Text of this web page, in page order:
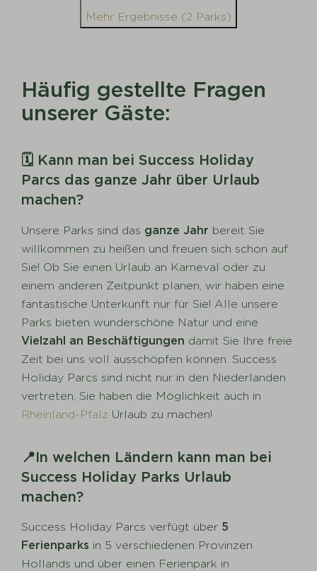
Mehr Ergebnisse (2 Parks)
Häufig gestellte Fragen
unserer Gäste:
🗓️ Kann man bei Success Holiday
Parcs das ganze Jahr über Urlaub
machen?
Unsere Parks sind das ganze Jahr bereit Sie
willkommen zu heißen und freuen sich schon auf
Sie! Ob Sie einen Urlaub an Karneval oder zu
einem anderen Zeitpunkt planen, wir haben eine
fantastische Unterkunft nur für Sie! Alle unsere
Parks bieten wunderschöne Natur und eine
Vielzahl an Beschäftigungen damit Sie Ihre freie
Zeit bei uns voll ausschöpfen können. Success
Holiday Parcs sind nicht nur in den Niederlanden
vertreten, Sie haben die Möglichkeit auch in
Rheinland-Pfalz Urlaub zu machen!
📍In welchen Ländern kann man bei
Success Holiday Parks Urlaub
machen?
Success Holiday Parcs verfügt über 5
Ferienparks in 5 verschiedenen Provinzen
Hollands und über einen Ferienpark in